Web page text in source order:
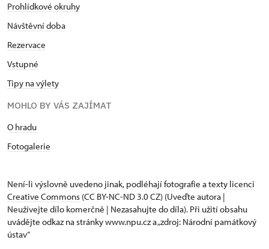
Prohlídkové okruhy
Návštěvní doba
Rezervace
Vstupné
Tipy na výlety
MOHLO BY VÁS ZAJÍMAT
O hradu
Fotogalerie
Není-li výslovně uvedeno jinak, podléhají fotografie a texty licenci
Creative Commons (CC BY-NC-ND 3.0 CZ) (Uveďte autora |
Neužívejte dílo komerčně | Nezasahujte do díla). Při užití obsahu
uvádějte odkaz na stránky www.npu.cz a „zdroj: Národní památkový
ústav“